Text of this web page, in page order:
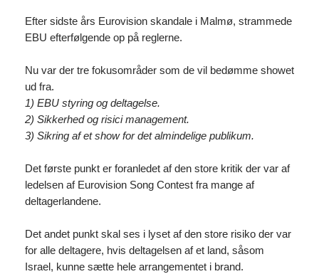
Efter sidste års Eurovision skandale i Malmø, strammede
EBU efterfølgende op på reglerne.
Nu var der tre fokusområder som de vil bedømme showet
ud fra.
1) EBU styring og deltagelse.
2) Sikkerhed og risici management.
3) Sikring af et show for det almindelige publikum.
Det første punkt er foranledet af den store kritik der var af
ledelsen af Eurovision Song Contest fra mange af
deltagerlandene.
Det andet punkt skal ses i lyset af den store risiko der var
for alle deltagere, hvis deltagelsen af et land, såsom
Israel, kunne sætte hele arrangementet i brand.